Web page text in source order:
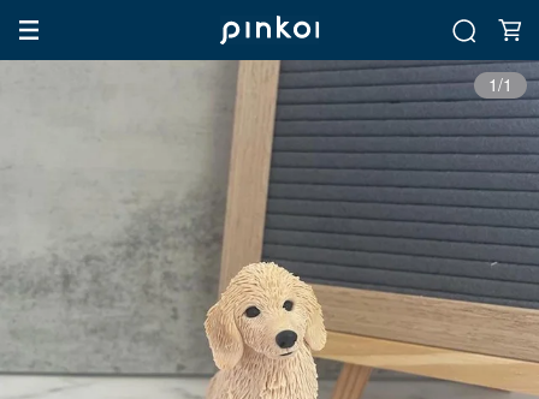
1/1